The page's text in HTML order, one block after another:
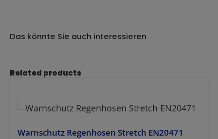
Das könnte Sie auch interessieren
Produktgalerie überspringen
Related products
Warnschutz Regenhosen Stretch EN20471